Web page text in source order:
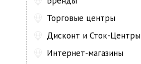
Торговые центры
Дисконт и Сток-Центры
Интернет-магазины